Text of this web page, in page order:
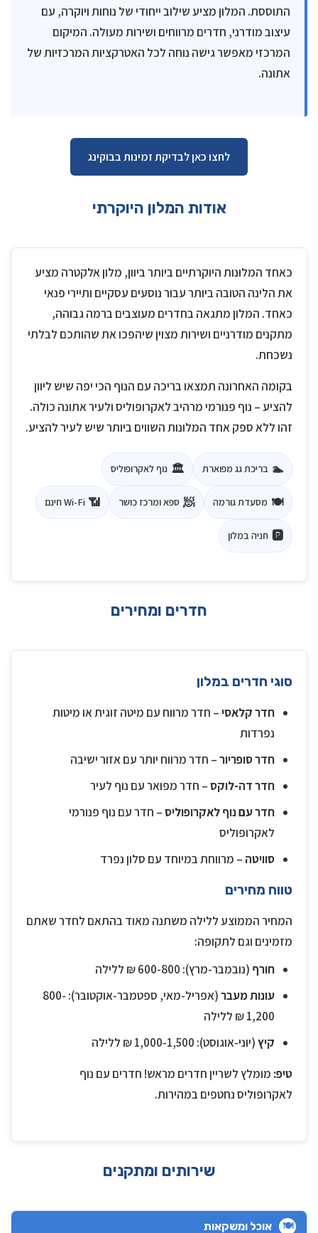
התוססת. המלון מציע שילוב ייחודי של נוחות ויוקרה, עם
עיצוב מודרני, חדרים מרווחים ושירות מעולה. המיקום
המרכזי מאפשר גישה נוחה לכל האטרקציות המרכזיות של
אתונה.
לחצו כאן לבדיקת זמינות בבוקינג
אודות המלון היוקרתי
כאחד המלונות היוקרתיים ביותר ביוון, מלון אלקטרה מציע
את הלינה הטובה ביותר עבור נוסעים עסקיים ותיירי פנאי
כאחד. המלון מתגאה בחדרים מעוצבים ברמה גבוהה,
מתקנים מודרניים ושירות מצוין שיהפכו את שהותכם לבלתי
נשכחת.
בקומה האחרונה תמצאו בריכה עם הנוף הכי יפה שיש ליוון
להציע – נוף פנורמי מרהיב לאקרופוליס ולעיר אתונה כולה.
זהו ללא ספק אחד המלונות השווים ביותר שיש לעיר להציע.
🏊 בריכת גג מפוארת 🏛️ נוף לאקרופוליס
🍽️ מסעדת גורמה 🧖 ספא ומרכז כושר 📶 Wi-Fi חינם
🅿️ חניה במלון
חדרים ומחירים
סוגי חדרים במלון
חדר קלאסי– חדר מרווח עם מיטה זוגית או מיטות
נפרדות
חדר סופריור– חדר מרווח יותר עם אזור ישיבה
חדר דה-לוקס– חדר מפואר עם נוף לעיר
חדר עם נוף לאקרופוליס– חדר עם נוף פנורמי
לאקרופוליס
סוויטה – מרווחת במיוחד עם סלון נפרד
טווח מחירים
המחיר הממוצע ללילה משתנה מאוד בהתאם לחדר שאתם
מזמינים וגם לתקופה:
חורף (נובמבר-מרץ): 600-800 ₪ ללילה
עונות מעבר
(אפריל-מאי, ספטמבר-אוקטובר): 800-
1,200 ₪ ללילה
קיץ(יוני-אוגוסט): 1,000-1,500 ₪ ללילה
טיפ: מומלץ לשריין חדרים מראש! חדרים עם נוף
לאקרופוליס נחטפים במהירות.
שירותים ומתקנים
🍽️ אוכל ומשקאות